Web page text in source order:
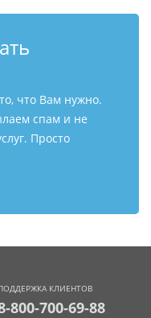
что Вам нужно.
спам и не
Просто
КЛИЕНТОВ
800-700-69-88